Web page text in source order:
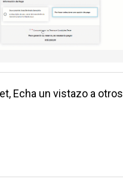
, Echa un vistazo a otros